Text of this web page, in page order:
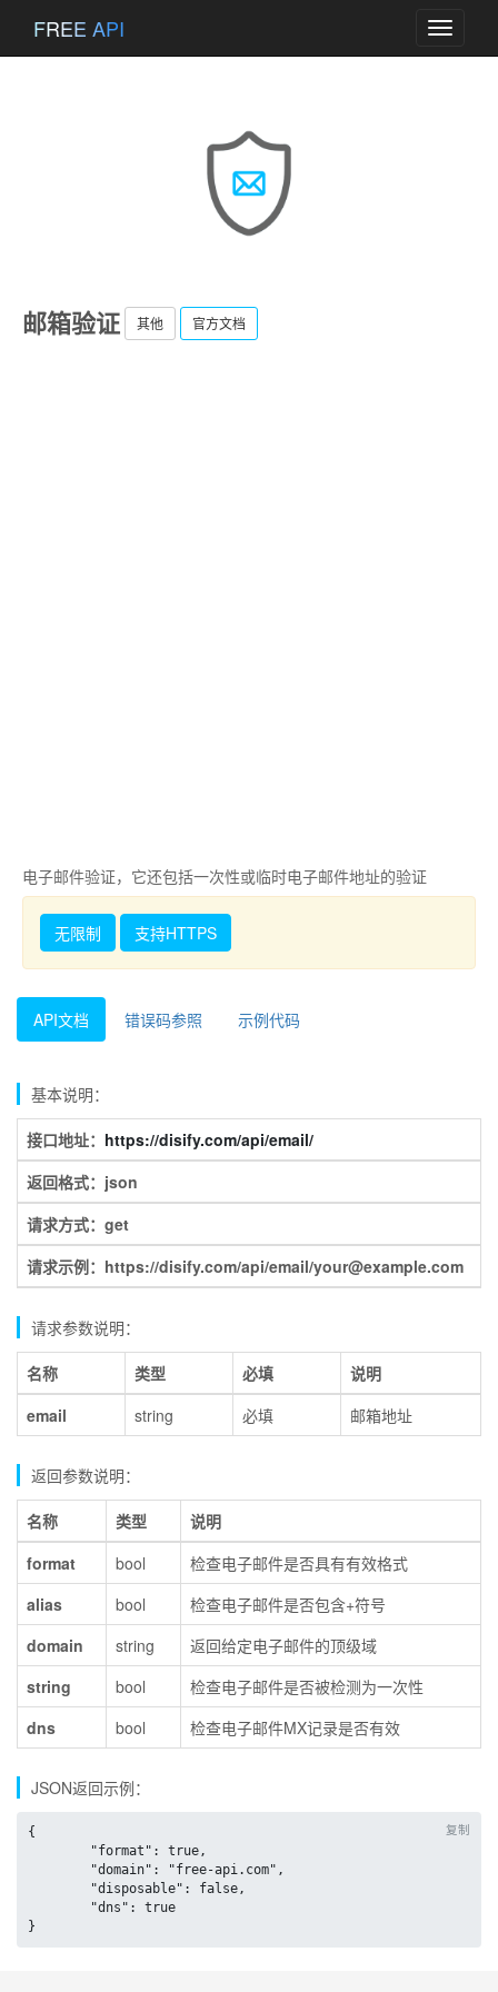
Toggle
FREE API
邮箱验证 其他 官方文档
电子邮件验证，它还包括一次性或临时电子邮件地址的验证
无限制 支持HTTPS
API文档 错误码参照 示例代码
基本说明：
接口地址： https://disify.com/api/email/
返回格式：json
请求方式：get
请求示例：https://disify.com/api/email/your@example.com
请求参数说明：
名称 类型 必填
说明
email
string 必填 邮箱地址
返回参数说明：
名称 类型
说明
format
bool
检查电子邮件是否具有有效格式
alias
bool
检查电子邮件是否包含+符号
domain
string
返回给定电子邮件的顶级域
string
bool
检查电子邮件是否被检测为一次性
dns
bool 检查电子邮件MX记录是否有效
JSON返回示例：
复制
{
}